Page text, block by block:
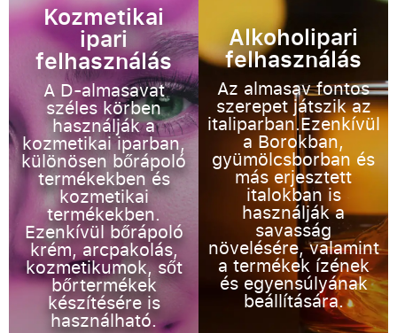
Kozmetikai
ipari
felhasználás
A D-almasavat
széles körben
használják a
kozmetikai iparban,
különösen bőrápoló
termékekben és
kozmetikai
termékekben.
Ezenkívül bőrápoló
krém, arcpakolás,
kozmetikumok, sőt
bőrtermékek
készítésére is
használható.
Alkoholipari
felhasználás
Az almasav fontos
szerepet játszik az
italiparban.Ezenkívül
a Borokban,
gyümölcsborban és
más erjesztett
italokban is
használják a
savasság
növelésére, valamint
a termékek ízének
és egyensúlyának
beállítására.